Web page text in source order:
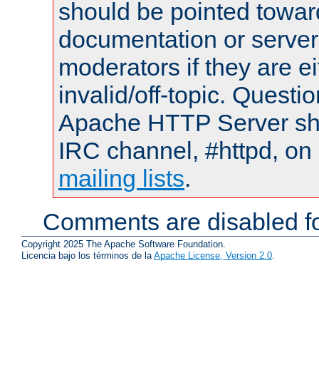
should be pointed
documentation or
moderators if they are
invalid/off-topic.
Apache HTTP Server
IRC channel, #httpd,
mailing lists.
Comments are disabled
Copyright 2025 The Apache Software Foundation.
Licencia bajo los términos de laApache License, Version 2.0.